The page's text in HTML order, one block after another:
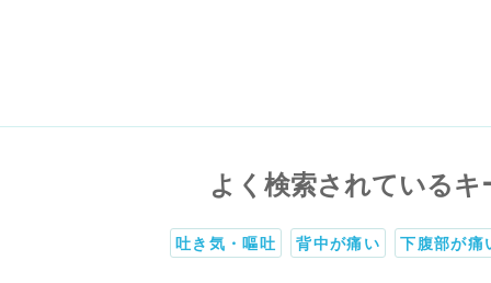
よく検索されているキ
吐き気・嘔吐 背中が痛い 下腹部が痛